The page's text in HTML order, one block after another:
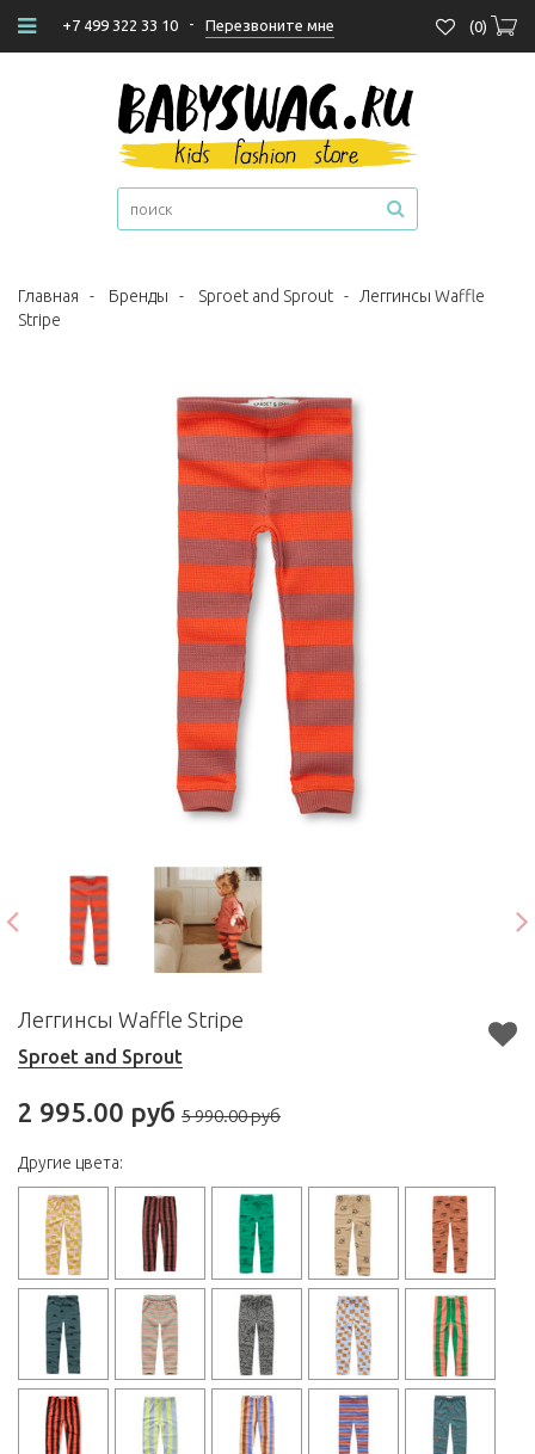
+7 499 322 33 10 - Перезвоните мне (0)
Главная - Бренды - Sproet and Sprout - Леггинсы Waffle
Stripe
Леггинсы Waffle Stripe
Sproet and Sprout
2 995.00 руб 5 990.00 руб
Другие цвета: